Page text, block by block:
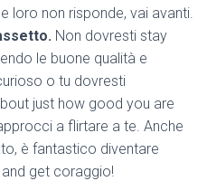
loro non risponde, vai avanti.
Non dovresti stay
le buone qualità e
o tu dovresti
just how good you are
a flirtare a te. Anche
è fantastico diventare
get coraggio!